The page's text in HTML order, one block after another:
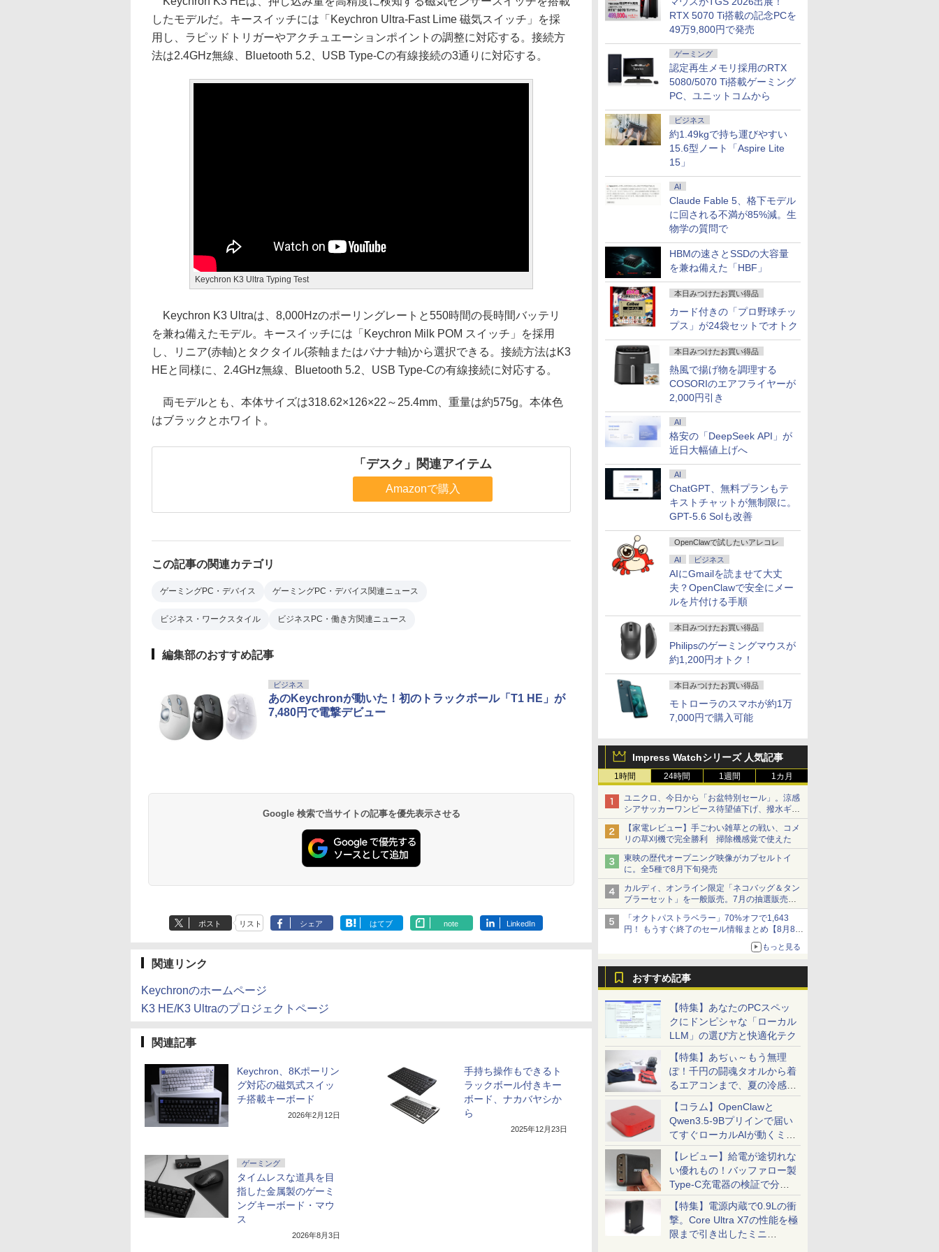
RTX 5070 Ti搭載の記念PCを
49万9,800円で発売
ゲーミング
認定再生メモリ採用のRTX
5080/5070 Ti搭載ゲーミング
PC、ユニットコムから
ビジネス
約1.49kgで持ち運びやすい
15.6型ノート「Aspire Lite
15」
AI
Claude Fable 5、格下モデル
に回される不満が85%減。生
物学の質問で
HBMの速さとSSDの大容量
を兼ね備えた「HBF」
本日みつけたお買い得品
カード付きの「プロ野球チッ
プス」が24袋セットでオトク
本日みつけたお買い得品
熱風で揚げ物を調理する
COSORIのエアフライヤーが
2,000円引き
AI
格安の「DeepSeek API」が
近日大幅値上げへ
AI
ChatGPT、無料プランもテ
キストチャットが無制限に。
GPT-5.6 Solも改善
OpenClawで試したいアレコレ
AI ビジネス
AIにGmailを読ませて大丈
夫？OpenClawで安全にメー
ルを片付ける手順
本日みつけたお買い得品
Philipsのゲーミングマウスが
約1,200円オトク！
本日みつけたお買い得品
モトローラのスマホが約1万
7,000円で購入可能
Impress Watchシリーズ 人気記事
1時間 24時間 1週間 1カ月
ユニクロ、今日から「お盆特別セール」。涼感
シアサッカーワンピース待望値下げ、撥水ギア
ショーツは1990円に
【家電レビュー】手ごわい雑草との戦い、コメ
リの草刈機で完全勝利 掃除機感覚で使えた
東映の歴代オープニング映像がカプセルトイ
に。全5種で8月下旬発売
カルディ、オンライン限定「ネコバッグ＆タン
ブラーセット」を一般販売。7月の抽選販売の
当選無効分
「オクトパストラベラー」70%オフで1,643
円！ もうすぐ終了のセール情報まとめ【8月8日
ニンテンドーeショップでは「大神 絶景版」が
もっと見る
おすすめ記事
【特集】あなたのPCスペッ
クにドンピシャな「ローカル
LLM」の選び方と快適化テク
【特集】あぢぃ～もう無理
ぽ！千円の闘魂タオルから着
るエアコンまで、夏の冷感グ
ッズ一挙紹介
【コラム】OpenClawと
Qwen3.5-9Bプリインで届い
てすぐローカルAIが動くミニ
PC「SER9 Pro」
【レビュー】給電が途切れな
い優れもの！バッファロー製
Type-C充電器の検証で分か
ったこと
【特集】電源内蔵で0.9Lの衝
撃。Core Ultra X7の性能を極
限まで引き出したミニ
したモデルだ。キースイッチには「Keychron Ultra-Fast Lime 磁気スイッチ」を採
用し、ラピッドトリガーやアクチュエーションポイントの調整に対応する。接続方
法は2.4GHz無線、Bluetooth 5.2、USB Type-Cの有線接続の3通りに対応する。
Keychron K3 Ultra Typing Test
Keychron K3 Ultraは、8,000Hzのポーリングレートと550時間の長時間バッテリ
を兼ね備えたモデル。キースイッチには「Keychron Milk POM スイッチ」を採用
し、リニア(赤軸)とタクタイル(茶軸またはバナナ軸)から選択できる。接続方法はK3
HEと同様に、2.4GHz無線、Bluetooth 5.2、USB Type-Cの有線接続に対応する。
両モデルとも、本体サイズは318.62×126×22～25.4mm、重量は約575g。本体色
はブラックとホワイト。
「デスク」関連アイテム
Amazonで購入
この記事の関連カテゴリ
ゲーミングPC・デバイス ゲーミングPC・デバイス関連ニュース
ビジネス・ワークスタイル ビジネスPC・働き方関連ニュース
編集部のおすすめ記事
ビジネス
あのKeychronが動いた！初のトラックボール「T1 HE」が
7,480円で電撃デビュー
Google 検索で当サイトの記事を優先表示させる
ポスト リスト シェア はてブ note LinkedIn
関連リンク
Keychronのホームページ
K3 HE/K3 Ultraのプロジェクトページ
関連記事
Keychron、8Kポーリン
グ対応の磁気式スイッ
チ搭載キーボード
2026年2月12日
手持ち操作もできるト
ラックボール付きキー
ボード、ナカバヤシか
ら
2025年12月23日
ゲーミング
タイムレスな道具を目
指した金属製のゲーミ
ングキーボード・マウ
ス
2026年8月3日